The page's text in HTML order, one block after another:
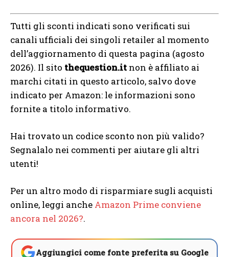
Tutti gli sconti indicati sono verificati sui
canali ufficiali dei singoli retailer al momento
dell’aggiornamento di questa pagina (agosto
2026). Il sito thequestion.it non è affiliato ai
marchi citati in questo articolo, salvo dove
indicato per Amazon: le informazioni sono
fornite a titolo informativo.
Hai trovato un codice sconto non più valido?
Segnalalo nei commenti per aiutare gli altri
utenti!
Per un altro modo di risparmiare sugli acquisti
online, leggi anche Amazon Prime conviene
ancora nel 2026?.
Aggiungici come fonte preferita su Google